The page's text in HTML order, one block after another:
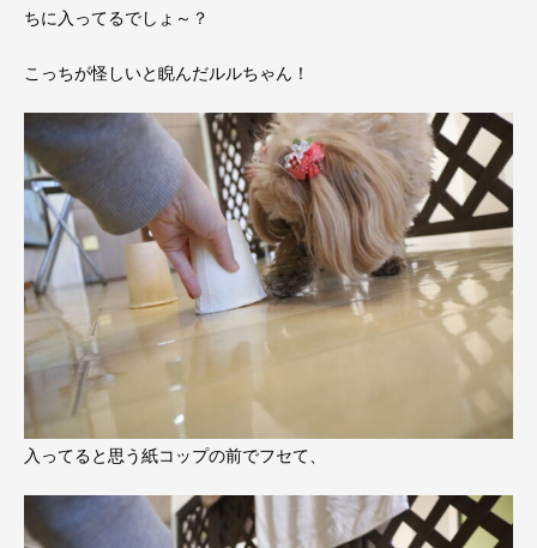
ちに入ってるでしょ～？
こっちが怪しいと睨んだルルちゃん！
入ってると思う紙コップの前でフセて、